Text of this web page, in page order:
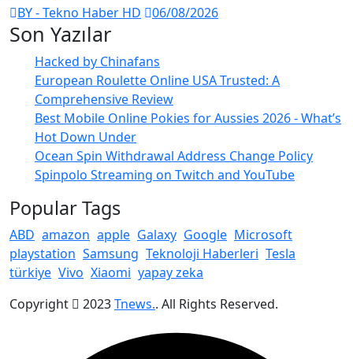
BY - Tekno Haber HD 06/08/2026
Son Yazılar
Hacked by Chinafans
European Roulette Online USA Trusted: A
Comprehensive Review
Best Mobile Online Pokies for Aussies 2026 - What’s
Hot Down Under
Ocean Spin Withdrawal Address Change Policy
Spinpolo Streaming on Twitch and YouTube
Popular Tags
ABD amazon apple Galaxy Google Microsoft
playstation Samsung Teknoloji Haberleri Tesla
türkiye Vivo Xiaomi yapay zeka
Copyright
2023Tnews.. All Rights Reserved.